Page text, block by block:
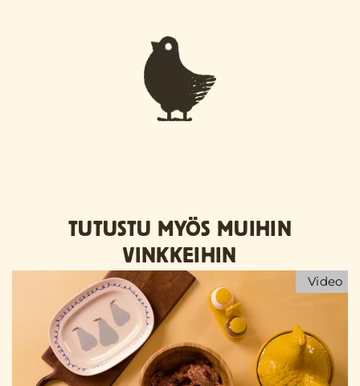
TUTUSTU MYÖS MUIHIN
VINKKEIHIN